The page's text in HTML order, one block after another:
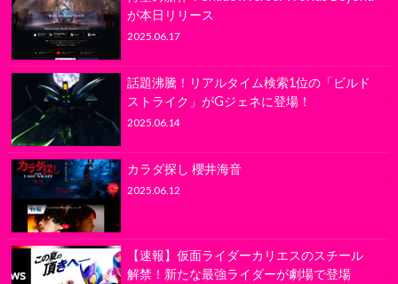
が本日リリース
2025.06.17
話題沸騰！リアルタイム検索1位の「ビルド
ストライク」がGジェネに登場！
2025.06.14
カラダ探し 櫻井海音
2025.06.12
【速報】仮面ライダーカリエスのスチール
解禁！新たな最強ライダーが劇場で登場